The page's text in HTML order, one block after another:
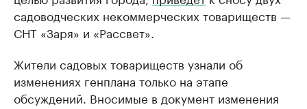
садоводческих некоммерческих товариществ —
СНТ «Заря» и «Рассвет».
Жители садовых товариществ узнали об
изменениях генплана только на этапе
обсуждений. Вносимые в документ изменения